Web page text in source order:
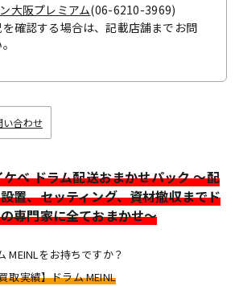
大阪プレミアム(06-6210-3969)
確認する場合は、記載店舗までお問
い合わせ
ベ ドラム配送おまかせパック ～配
置、セッティング、資材撤収までド
専門家に全ておまかせ～
MEINLをお持ちですか？
取実績】ドラム MEINL